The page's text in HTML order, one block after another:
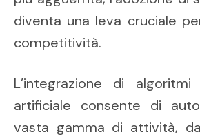
diventa una leva cruciale
competitività.
L’integrazione di
artificiale consente di
vasta gamma di attività,